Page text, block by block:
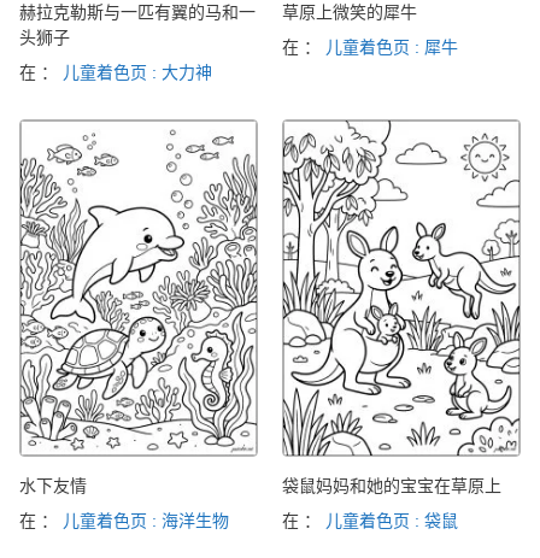
赫拉克勒斯与一匹有翼的马和一
头狮子
在 ：
儿童着色页 : 大力神
草原上微笑的犀牛
在 ：
儿童着色页 : 犀牛
水下友情
在 ：
儿童着色页 : 海洋生物
袋鼠妈妈和她的宝宝在草原上
在 ：
儿童着色页 : 袋鼠